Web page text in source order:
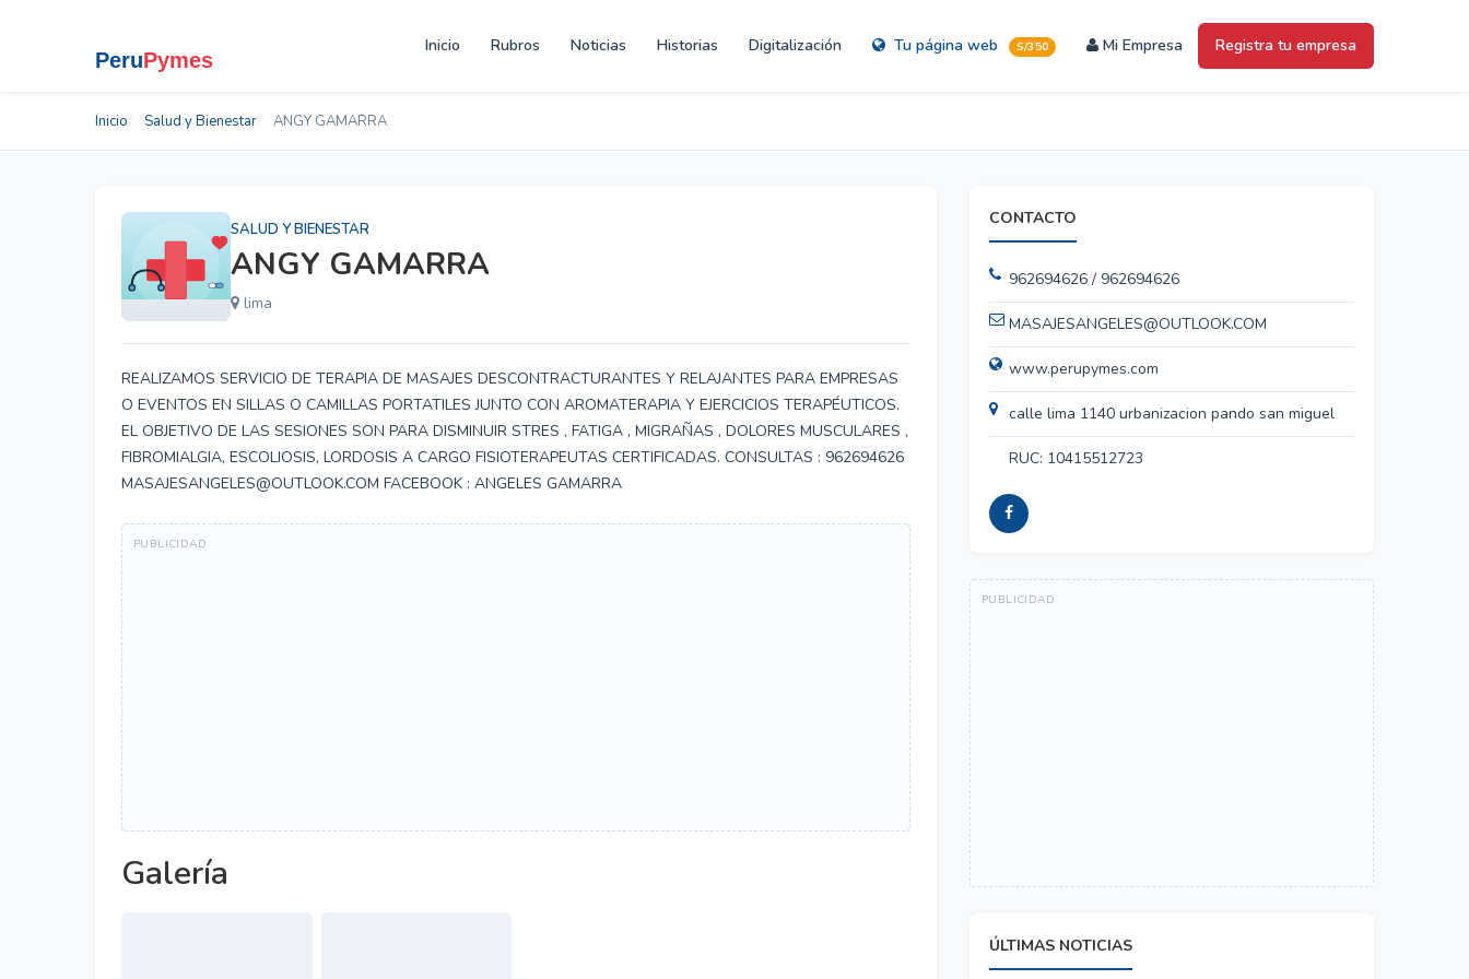
Inicio Rubros Noticias Historias Digitalización Tu página web S/350 Mi Empresa Registra tu empresa
Inicio Salud y Bienestar ANGY GAMARRA
SALUD Y BIENESTAR
ANGY GAMARRA
lima
REALIZAMOS SERVICIO DE TERAPIA DE MASAJES DESCONTRACTURANTES Y RELAJANTES PARA EMPRESAS
O EVENTOS EN SILLAS O CAMILLAS PORTATILES JUNTO CON AROMATERAPIA Y EJERCICIOS TERAPÉUTICOS.
EL OBJETIVO DE LAS SESIONES SON PARA DISMINUIR STRES , FATIGA , MIGRAÑAS , DOLORES MUSCULARES ,
FIBROMIALGIA, ESCOLIOSIS, LORDOSIS A CARGO FISIOTERAPEUTAS CERTIFICADAS. CONSULTAS : 962694626
MASAJESANGELES@OUTLOOK.COM FACEBOOK : ANGELES GAMARRA
Galería
CONTACTO
962694626 / 962694626
MASAJESANGELES@OUTLOOK.COM
www.perupymes.com
calle lima 1140 urbanizacion pando san miguel
RUC: 10415512723
ÚLTIMAS NOTICIAS